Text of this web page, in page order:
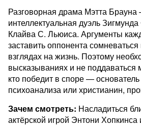
Разговорная драма Мэтта Брауна
интеллектуальная дуэль
Клайва С. Льюиса. Аргументы
заставить оппонента
взглядах на жизнь. Поэтому
высказываниях и не поддаваться
кто победит в споре —
психоанализа или христианин,
Зачем смотреть: Насладиться
актёрской игрой Энтони Хопкинса